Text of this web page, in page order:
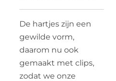
De hartjes zijn een
gewilde vorm,
daarom nu ook
gemaakt met clips,
zodat we onze